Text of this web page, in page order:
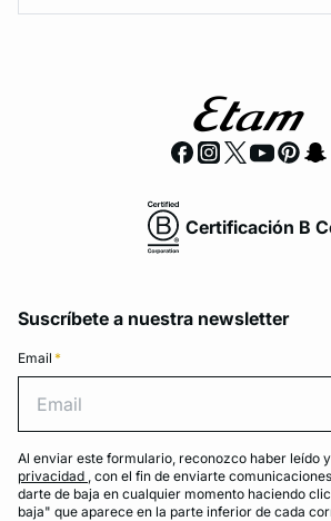
Certificación B
Suscríbete a nuestra newsletter
Email *
Al enviar este formulario, reconozco haber leído
privacidad , con el fin de enviarte
darte de baja en cualquier momento haciendo
baja" que aparece en la parte inferior de cada